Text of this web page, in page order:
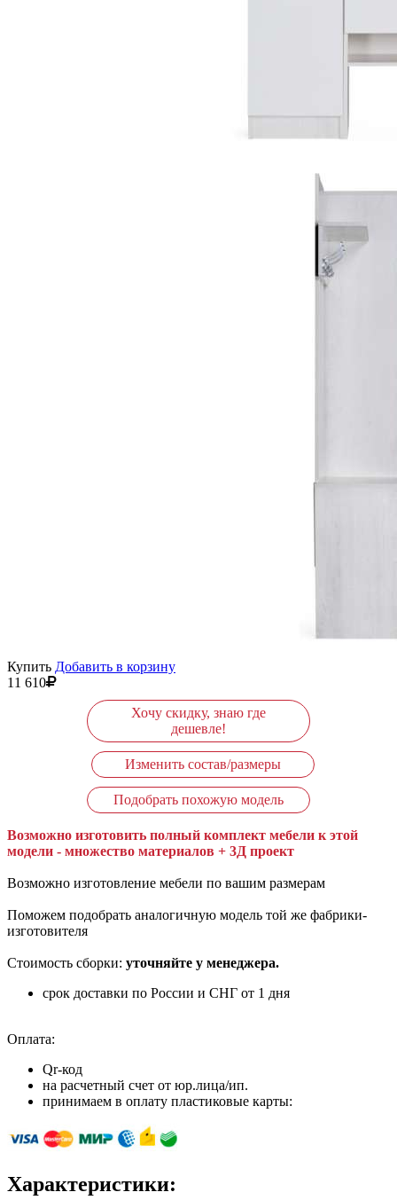
Купить Добавить в корзину
11 610
Хочу скидку, знаю где
дешевле!
Изменить состав/размеры
Подобрать похожую модель
Возможно изготовить полный комплект мебели к этой
модели - множество материалов + 3Д проект
Возможно изготовление мебели по вашим размерам
Поможем подобрать аналогичную модель той же фабрики-
изготовителя
Стоимость сборки: уточняйте у менеджера.
срок доставки по России и СНГ от 1 дня
Оплата:
Qr-код
на расчетный счет от юр.лица/ип.
принимаем в оплату пластиковые карты:
Характеристики: